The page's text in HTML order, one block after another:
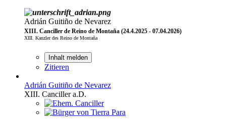
Adrián Guitiño de Nevarez
XIII. Canciller de Reino de Montaña (24.4.2025 - 07.04.2026)
XIII. Kanzler des Reino de Montaña
Inhalt melden
Zitieren
Adrián Guitiño de Nevarez
XIII. Canciller a.D.